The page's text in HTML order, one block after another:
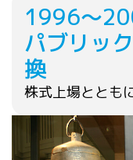
1996～
パブリッ
換
株式上場ととも